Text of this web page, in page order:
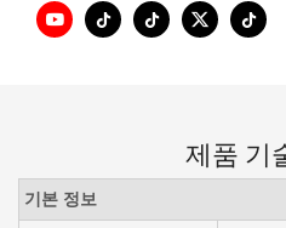
제품 기
기본 정보